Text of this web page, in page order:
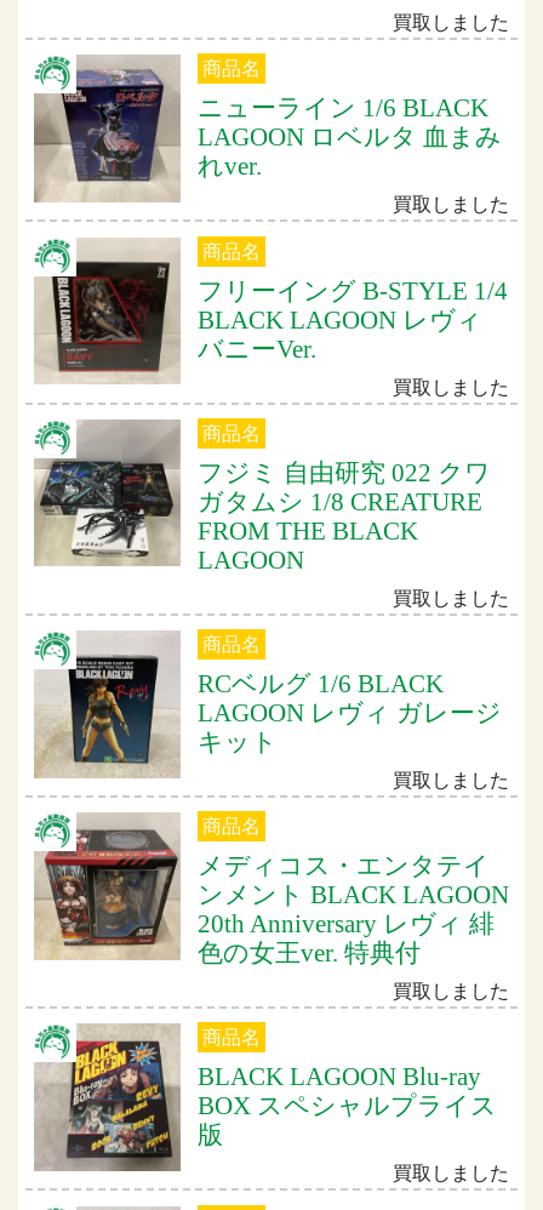
買取しました
商品名
ニューライン 1/6 BLACK
LAGOON ロベルタ 血まみ
れver.
買取しました
商品名
フリーイング B-STYLE 1/4
BLACK LAGOON レヴィ
バニーVer.
買取しました
商品名
フジミ 自由研究 022 クワ
ガタムシ 1/8 CREATURE
FROM THE BLACK
LAGOON
買取しました
商品名
RCベルグ 1/6 BLACK
LAGOON レヴィ ガレージ
キット
買取しました
商品名
メディコス・エンタテイ
ンメント BLACK LAGOON
20th Anniversary レヴィ 緋
色の女王ver. 特典付
買取しました
商品名
BLACK LAGOON Blu-ray
BOX スペシャルプライス
版
買取しました